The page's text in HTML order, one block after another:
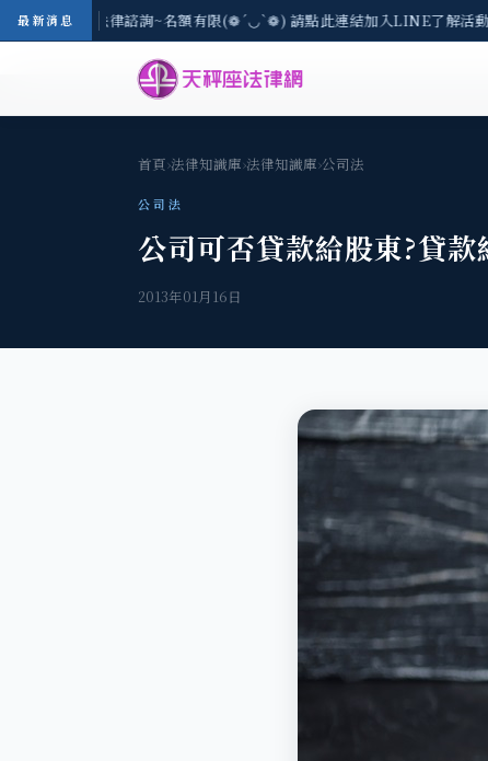
最新消息
現場免費法律諮詢~名額有限(❁´◡`❁) 請點此連結加入LINE了解活
首頁›法律知識庫›法律知識庫›公司法
公司法
公司可否貸款給股東?貸
2013年01月16日